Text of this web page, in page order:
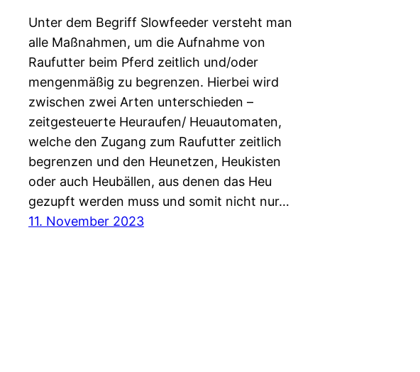
Unter dem Begriff Slowfeeder versteht man
alle Maßnahmen, um die Aufnahme von
Raufutter beim Pferd zeitlich und/oder
mengenmäßig zu begrenzen. Hierbei wird
zwischen zwei Arten unterschieden –
zeitgesteuerte Heuraufen/ Heuautomaten,
welche den Zugang zum Raufutter zeitlich
begrenzen und den Heunetzen, Heukisten
oder auch Heubällen, aus denen das Heu
gezupft werden muss und somit nicht nur…
11. November 2023